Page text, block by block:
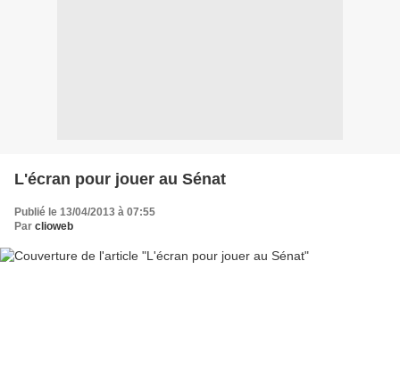
L'écran pour jouer au Sénat
Publié le 13/04/2013 à 07:55
Par clioweb